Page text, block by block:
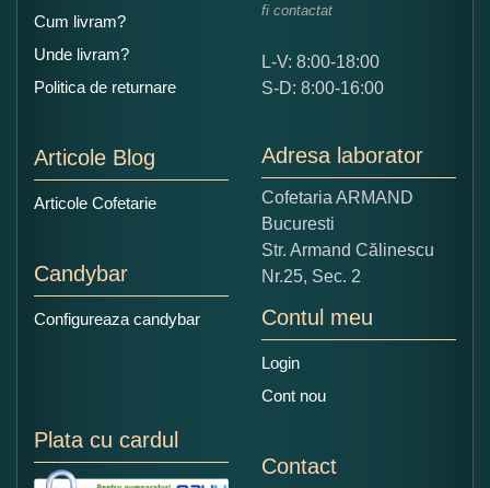
Ce nota acordati acestui produs?
5
Copiati alaturi numarul din imagine:
Cum livram?
Unde livram?
Politica de returnare
Articole Blog
Articole Cofetarie
Candybar
Configureaza candybar
fi contactat
L-V: 8:00-18:00
S-D: 8:00-16:00
Adresa laborator
Cofetaria ARMAND
Bucuresti
Str. Armand Călinescu
Nr.25, Sec. 2
Contul meu
Login
Cont nou
Plata cu cardul
Contact